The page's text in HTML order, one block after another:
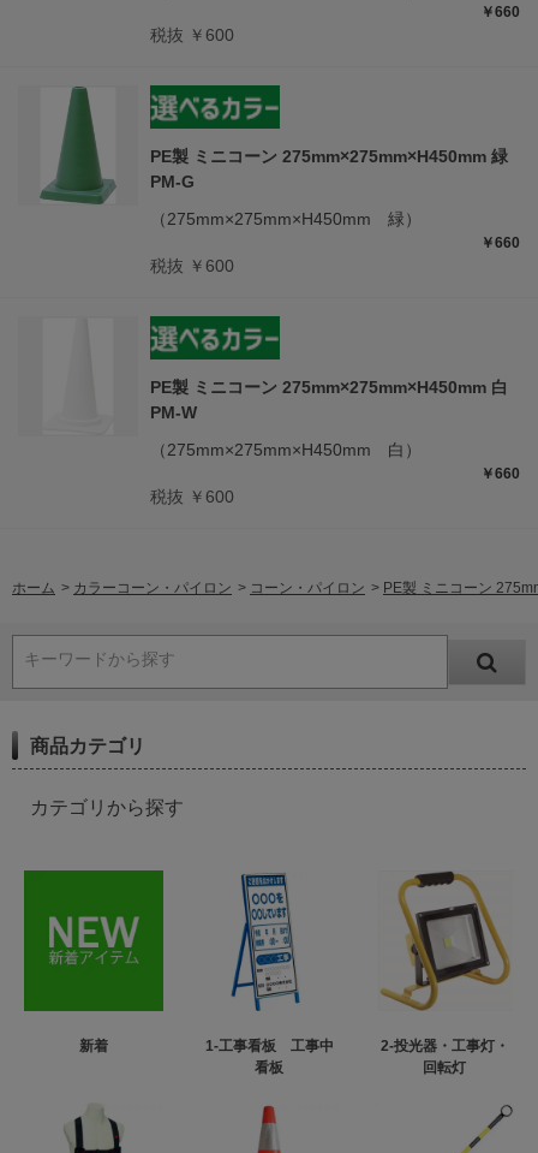
￥660
税抜 ￥600
PE製 ミニコーン 275mm×275mm×H450mm 緑
PM-G
（275mm×275mm×H450mm 緑）
￥660
税抜 ￥600
PE製 ミニコーン 275mm×275mm×H450mm 白
PM-W
（275mm×275mm×H450mm 白）
￥660
税抜 ￥600
ホーム > カラーコーン・パイロン > コーン・パイロン > PE製 ミニコーン
キーワードから探す
商品カテゴリ
カテゴリから探す
新着
1-工事看板 工事中
看板
2-投光器・工事灯・
回転灯